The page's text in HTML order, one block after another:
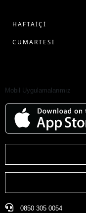
HAFTAİÇİ
CUMARTESİ
Mobil Uygulamalarımız
0850 305 0054